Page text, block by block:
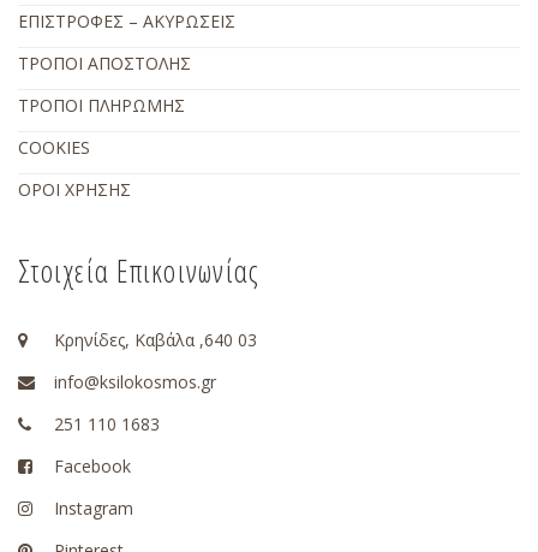
ΕΠΙΣΤΡΟΦΕΣ – ΑΚΥΡΩΣΕΙΣ
ΤΡΟΠΟΙ ΑΠΟΣΤΟΛΗΣ
ΤΡΟΠΟΙ ΠΛΗΡΩΜΗΣ
COOKIES
ΟΡΟΙ ΧΡΗΣΗΣ
Στοιχεία Επικοινωνίας
Κρηνίδες, Καβάλα ,640 03
info@ksilokosmos.gr
251 110 1683
Facebook
Instagram